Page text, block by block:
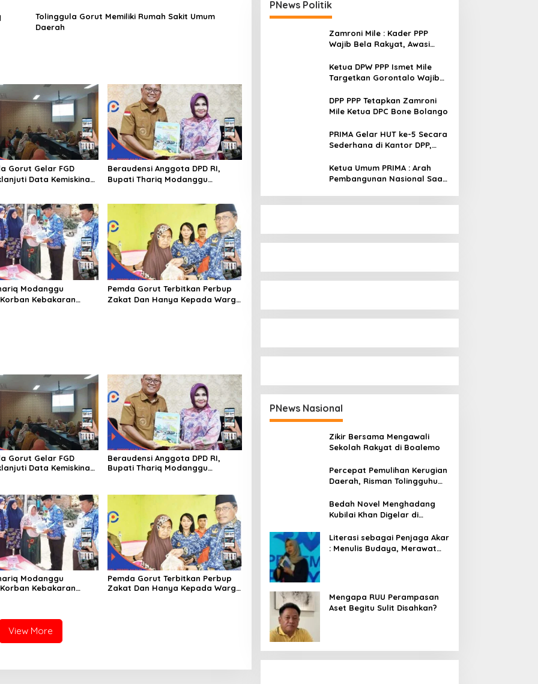
Tolinggula Gorut Memiliki Rumah Sakit Umum
Daerah
Gorut Gelar FGD
Data Kemiskinan
Beraudensi Anggota DPD RI,
Bupati Thariq Modanggu
Modanggu
Kebakaran
Pemda Gorut Terbitkan Perbup
Zakat Dan Hanya Kepada Warga
Gorut Gelar FGD
Data Kemiskinan
Beraudensi Anggota DPD RI,
Bupati Thariq Modanggu
Modanggu
Kebakaran
Pemda Gorut Terbitkan Perbup
Zakat Dan Hanya Kepada Warga
View More
PNews Politik
Zamroni Mile : Kader PPP
Wajib Bela Rakyat, Awasi
Ketua DPW PPP Ismet Mile
Targetkan Gorontalo Wajib
Kembali Basis Politik
DPP PPP Tetapkan Zamroni
Mile Ketua DPC Bone Bolango
PRIMA Gelar HUT ke-5 Secara
Sederhana di Kantor DPP,
Dimulai dari Istana
Ketua Umum PRIMA : Arah
Pembangunan Nasional Saat
PNews Nasional
Zikir Bersama Mengawali
Sekolah Rakyat di Boalemo
Percepat Pemulihan Kerugian
Daerah, Risman Tolingguhu
Kemendagri dan Pemkot
Bandung
Bedah Novel Menghadang
Kubilai Khan Digelar di
Menyelami Heroisme Leluhur
Nusantara
Literasi sebagai Penjaga Akar
: Menulis Budaya, Merawat
Mengapa RUU Perampasan
Aset Begitu Sulit Disahkan?